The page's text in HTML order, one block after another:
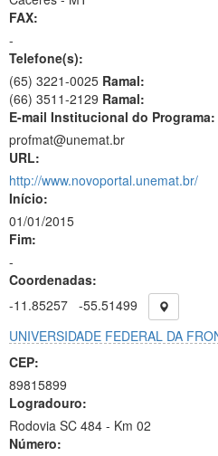
FAX:
-
Telefone(s):
(65) 3221-0025 Ramal:
(66) 3511-2129 Ramal:
E-mail Institucional do Programa:
profmat@unemat.br
URL:
http://www.novoportal.unemat.br/
Início:
01/01/2015
Fim:
-
Coordenadas:
-11.85257 -55.51499
UNIVERSIDADE FEDERAL DA
CEP:
89815899
Logradouro:
Rodovia SC 484 - Km 02
Número: